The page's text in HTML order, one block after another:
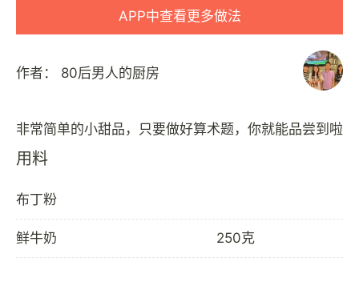
APP中查看更多做法
作者： 80后男人的厨房
用料
布丁粉
鲜牛奶 250克